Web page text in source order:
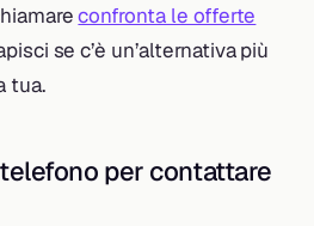
confronta le offerte
se c’è un’alternativa più
tua.
per contattare